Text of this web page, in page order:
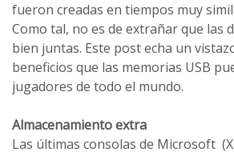
fueron creadas en tiempos muy
Como tal, no es de extrañar que las
bien juntas. Este post echa un
beneficios que las memorias USB
jugadores de todo el mundo.
Almacenamiento extra
Las últimas consolas de Microsoft